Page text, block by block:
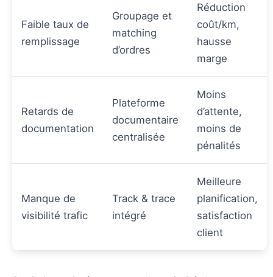
Faible taux de
remplissage
Groupage et
matching
d’ordres
Réduction
coût/km,
hausse
marge
Retards de
documentation
Plateforme
documentaire
centralisée
Moins
d’attente,
moins de
pénalités
Manque de
visibilité trafic
Track & trace
intégré
Meilleure
planification,
satisfaction
client